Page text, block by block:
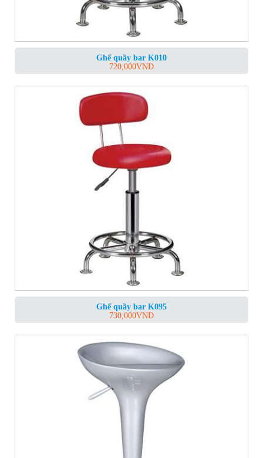
Ghế quầy bar K010
720,000VNĐ
Ghế quầy bar K095
730,000VNĐ